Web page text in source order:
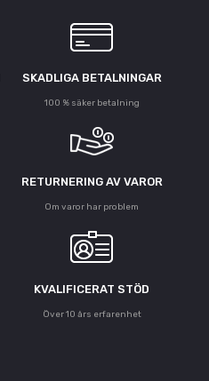
SKADLIGA BETALNINGAR
100 % säker betalning
RETURNERING AV VAROR
Om varor har problem
KVALIFICERAT STÖD
Över 10 års erfarenhet